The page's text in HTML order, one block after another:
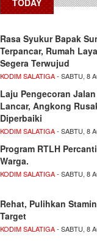
TODAY
Rasa Syukur Bapak
Terpancar, Rumah
Segera Terwujud
KODIM SALATIGA- SABTU, 8
Laju Pengecoran
Lancar, Angkong
Diperbaiki
KODIM SALATIGA- SABTU, 8
Program RTLH
Warga.
KODIM SALATIGA- SABTU, 8
Rehat, Pulihkan
Target
KODIM SALATIGA- SABTU, 8